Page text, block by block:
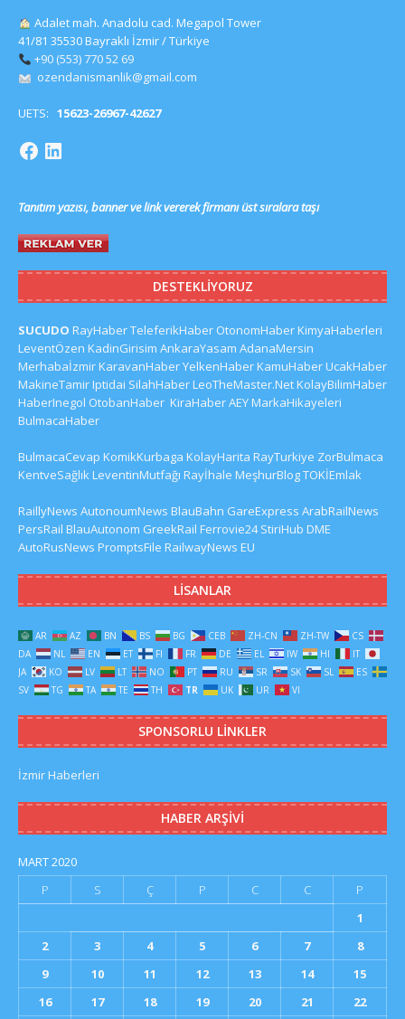
Adalet mah. Anadolu cad. Megapol Tower
41/81 35530 Bayraklı İzmir / Türkiye
+90 (553) 770 52 69
ozendanismanlik@gmail.com
UETS: 15623-26967-42627
Tanıtım yazısı, banner ve link vererek firmanı üst sıralara taşı
DESTEKLIYORUZ
SUCUDO RayHaberTeleferikHaber OtonomHaberKimyaHaberleri
LeventÖzen KadinGirisim AnkaraYasam AdanaMersin
MerhabaİzmirKaravanHaberYelkenHaberKamuHaberUcakHaber
MakineTamirIptidai SilahHaberLeoTheMaster.NetKolayBilimHaber
HaberInegol OtobanHaber KiraHaberAEYMarkaHikayeleri
BulmacaHaber
BulmacaCevap KomikKurbaga KolayHarita RayTurkiye ZorBulmaca
KentveSağlıkLeventinMutfağı Rayİhale MeşhurBlogTOKİEmlak
RaillyNews AutonoumNews BlauBahn GareExpress ArabRailNews
PersRail BlauAutonom GreekRail Ferrovie24 StiriHub DME
AutoRusNews PromptsFile RailwayNews EU
LISANLAR
AR AZ BN BS BG CEB ZH-CN ZH-TW
CS
DA
NL EN ET FI FR DE EL IW HI
IT
JA
KO LV LT NO PT RU SR SK SL
ES
SV
TG TA TE TH TR UK UR VI
SPONSORLU LINKLER
İzmir Haberleri
HABER ARŞIVI
MART 2020
P
S Ç P C C
P
1
2
3 4 5 6 7
8
9
10 11 12 13 14
15
16
17 18 19 20 21 22